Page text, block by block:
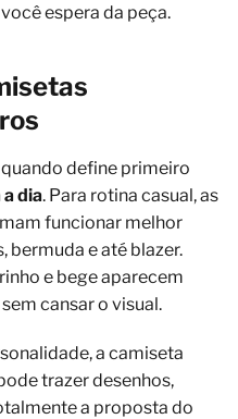
espera da peça.
define primeiro
dia. Para rotina casual, as
funcionar melhor
bermuda e até blazer.
e bege aparecem
cansar o visual.
a camiseta
trazer desenhos,
a proposta do